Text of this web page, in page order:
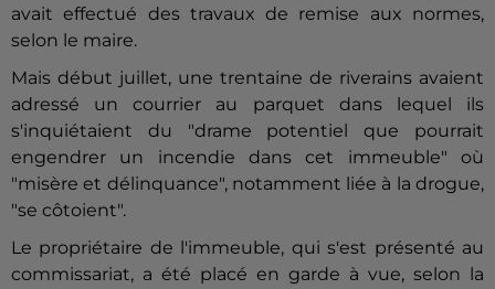
avait effectué des travaux de remise aux normes,
selon le maire.
Mais début juillet, une trentaine de riverains avaient
adressé un courrier au parquet dans lequel ils
s'inquiétaient du "drame potentiel que pourrait
engendrer un incendie dans cet immeuble" où
"misère et délinquance", notamment liée à la drogue,
"se côtoient".
Le propriétaire de l'immeuble, qui s'est présenté au
commissariat, a été placé en garde à vue, selon la